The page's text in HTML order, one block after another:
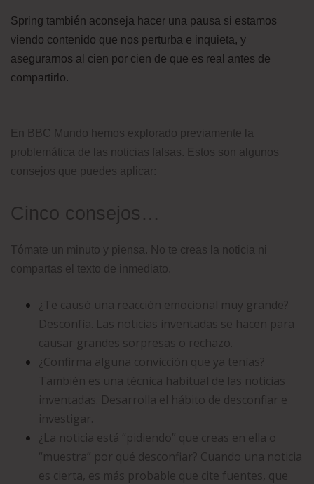
Spring también aconseja hacer una pausa si estamos
viendo contenido que nos perturba e inquieta, y
asegurarnos al cien por cien de que es real antes de
compartirlo.
En BBC Mundo hemos explorado previamente la
problemática de las noticias falsas. Estos son algunos
consejos que puedes aplicar:
Cinco consejos…
Tómate un minuto y piensa. No te creas la noticia ni
compartas el texto de inmediato.
¿Te causó una reacción emocional muy grande?
Desconfía. Las noticias inventadas se hacen para
causar grandes sorpresas o rechazo.
¿Confirma alguna convicción que ya tenías?
También es una técnica habitual de las noticias
inventadas. Desarrolla el hábito de desconfiar e
investigar.
¿La noticia está “pidiendo” que creas en ella o
“muestra” por qué desconfiar? Cuando una noticia
es cierta, es más probable que cite fuentes, que